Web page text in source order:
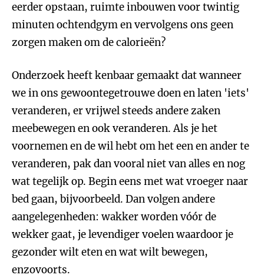
eerder opstaan, ruimte inbouwen voor twintig
minuten ochtendgym en vervolgens ons geen
zorgen maken om de calorieën?
Onderzoek heeft kenbaar gemaakt dat wanneer
we in ons gewoontegetrouwe doen en laten 'iets'
veranderen, er vrijwel steeds andere zaken
meebewegen en ook veranderen. Als je het
voornemen en de wil hebt om het een en ander te
veranderen, pak dan vooral niet van alles en nog
wat tegelijk op. Begin eens met wat vroeger naar
bed gaan, bijvoorbeeld. Dan volgen andere
aangelegenheden: wakker worden vóór de
wekker gaat, je levendiger voelen waardoor je
gezonder wilt eten en wat wilt bewegen,
enzovoorts.